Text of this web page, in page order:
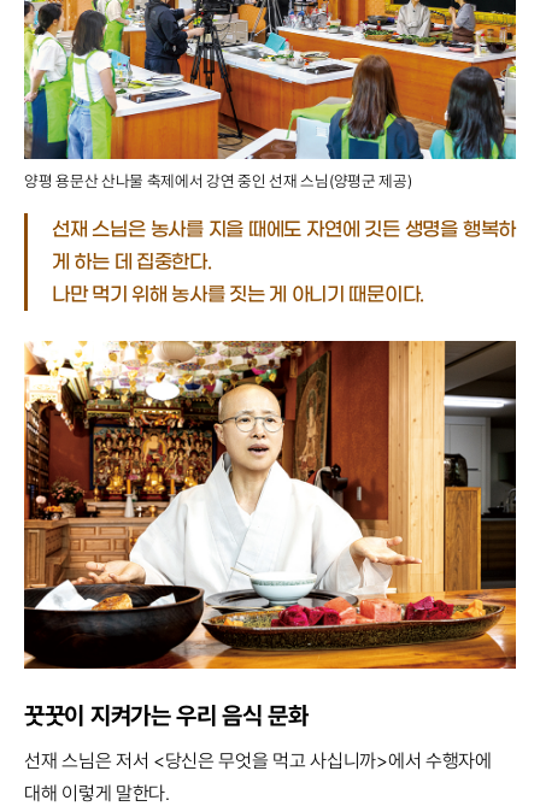
양평 용문산 산나물 축제에서 강연 중인 선재 스님(양평군 제공)
선재 스님은 농사를 지을 때에도 자연에 깃든 생명을 행복하
게 하는 데 집중한다.
나만 먹기 위해 농사를 짓는 게 아니기 때문이다.
꿋꿋이 지켜가는 우리 음식 문화
선재 스님은 저서 <당신은 무엇을 먹고 사십니까>에서 수행자에
대해 이렇게 말한다.